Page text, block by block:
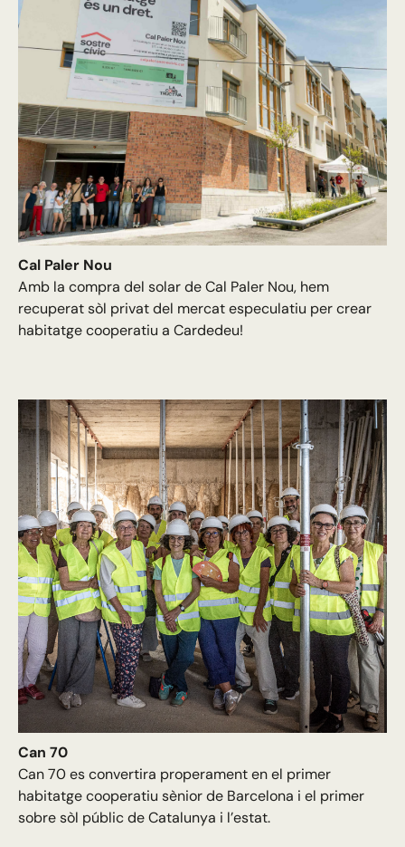
Cal Paler Nou
Amb la compra del solar de Cal Paler Nou, hem
recuperat sòl privat del mercat especulatiu per crear
habitatge cooperatiu a Cardedeu!
Can 70
Can 70 es convertira properament en el primer
habitatge cooperatiu sènior de Barcelona i el primer
sobre sòl públic de Catalunya i l’estat.